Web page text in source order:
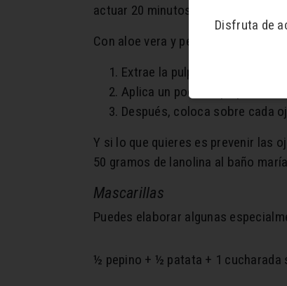
actuar 20 minutos.
Con aloe vera y pepino podrás
Extrae la pulpa del aloe vera
Aplica un poco de pulpa de
Después, coloca sobre cada
Y si lo que quieres es prevenir las
50 gramos de lanolina al baño
Mascarillas
Puedes elaborar algunas
½ pepino + ½ patata + 1 cucharada
Disfruta de